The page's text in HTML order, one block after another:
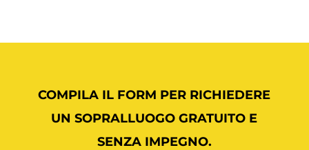
COMPILA IL FORM PER RICHIEDERE
UN SOPRALLUOGO GRATUITO E
SENZA IMPEGNO.